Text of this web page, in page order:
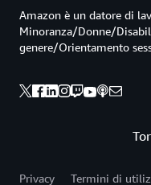
Amazon è un datore di
Minoranza/Donne/
genere/Orientamento
Privacy Termini di